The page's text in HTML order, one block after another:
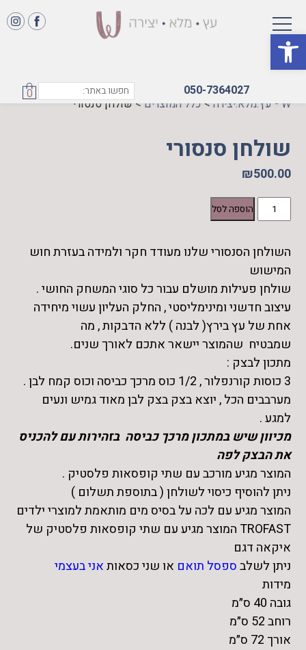
פתח סרגל נגישות
050-7364027
0
W - עץ.מלא.יצירה >כלל המוצרים>שולחן סנסורי
שולחן סנסורי
₪500.00
כמות
של
סנסורי
הוספה לסל
השולחן הסנסורי שלנו מעודד חקר ולמידה בעזרת חוש
המישוש
שולחן פעילות מושלם עבור כל סוגי המשחק החושי .
עיצוב חדשני ומינימליסטי , החלק העליון עשוי מיחידה
אחת של עץ בירץ( לבנה ) ללא הדבקות , מה
שמבטיח שהמוצר יישאר אתכם לאורך שנים.
מתכון לבצק :
3 כוסות קורנפלור , 1/2 כוס מרכך כביסה וכוס קמח לבן .
מערבבים הכל , יוצא בצק בצק לבן מאוד גמיש ונעים
למגע .
מכיוון שיש במתכון מרכך כביסה בזהירות עם להכניס
את הבצק לפה
המוצר מגיע מורכב עם שתי קופסאות פלסטיק .
ניתן להוסיף כיסוי לשולחן ( בתוספת תשלום )
המוצר מגיע עם לכה על בסיס מים מותאמת למוצרי ילדים
TROFAST המוצר מגיע עם שתי קופסאות פלסטיק של
איקאה דגם
ניתן לשלבספסל תואם או שני כסאותאני בעצמי
מידות
גובה 40 ס״מ
רוחב 52 ס״מ
אורך 72 ס״מ